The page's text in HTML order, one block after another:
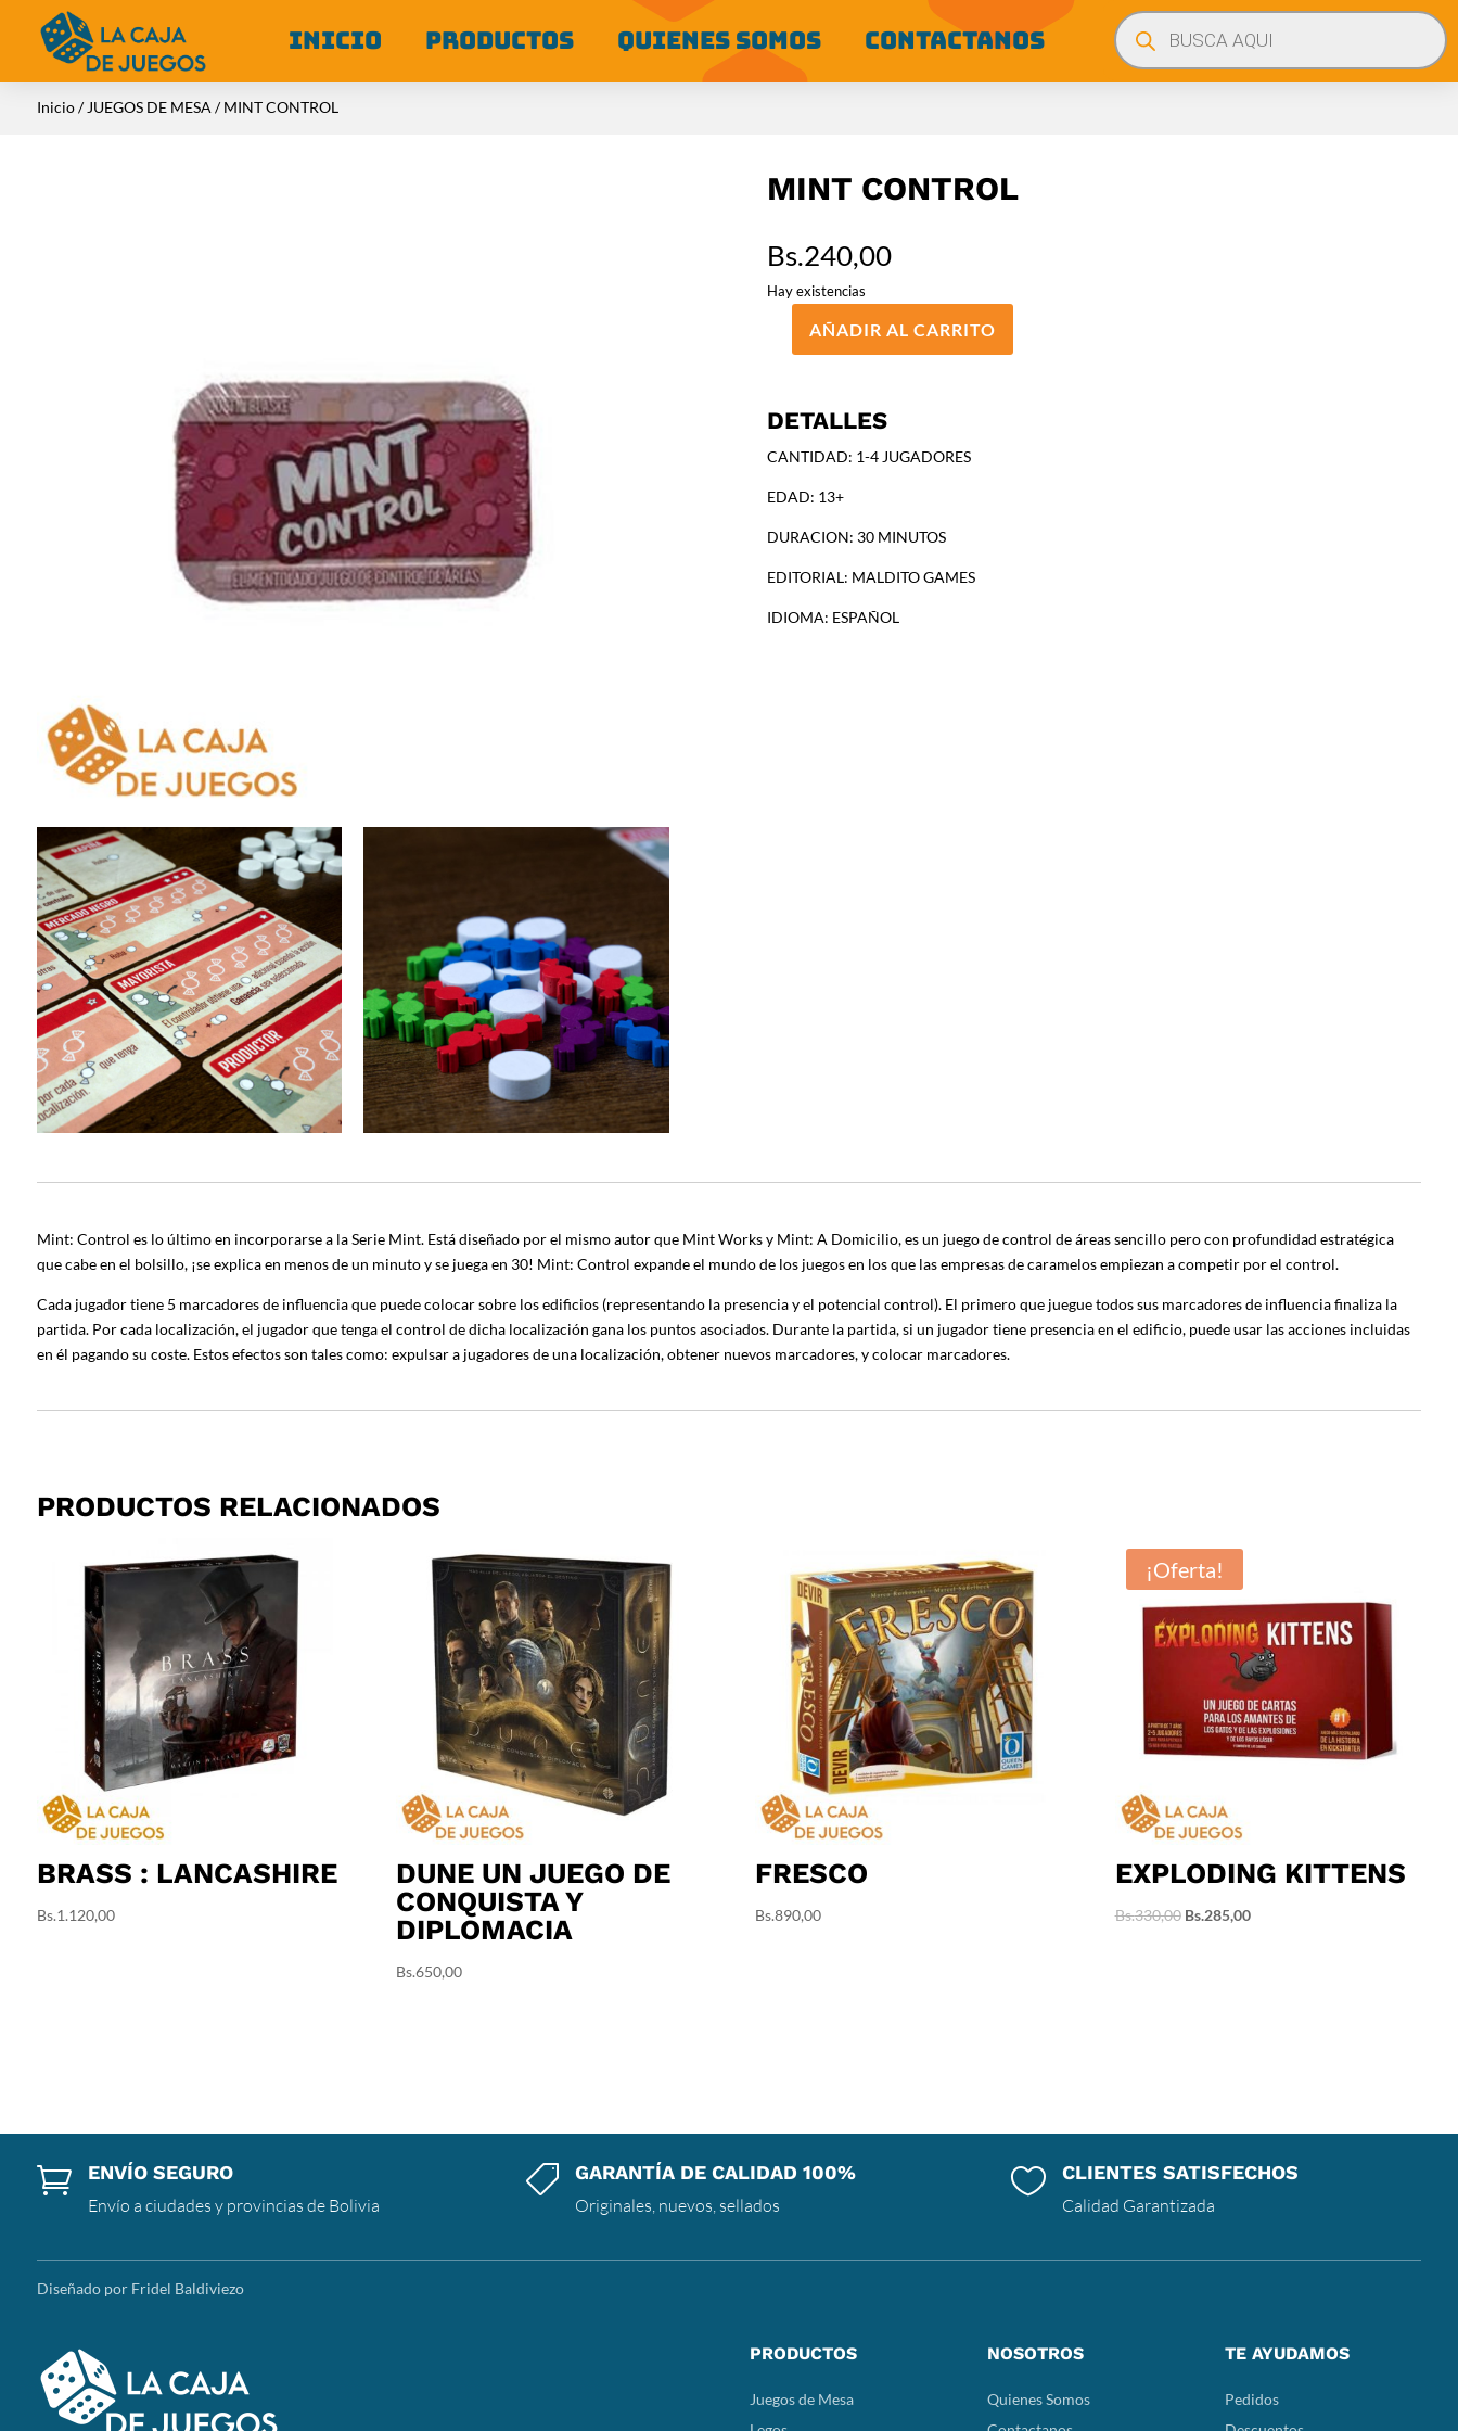
INICIO PRODUCTOS QUIENES SOMOS CONTACTANOS
Búsqueda
de
productos
Inicio/ JUEGOS DE MESA / MINT CONTROL
MINT CONTROL
Bs.240,00
Hay existencias
AÑADIR AL CARRITO
DETALLES
CANTIDAD: 1-4 JUGADORES
EDAD: 13+
DURACION: 30 MINUTOS
EDITORIAL: MALDITO GAMES
IDIOMA: ESPAÑOL
Mint: Control es lo último en incorporarse a la Serie Mint. Está diseñado por el mismo autor que Mint Works y Mint: A Domicilio, es un juego de control de áreas sencillo pero con profundidad estratégica
que cabe en el bolsillo, ¡se explica en menos de un minuto y se juega en 30! Mint: Control expande el mundo de los juegos en los que las empresas de caramelos empiezan a competir por el control.
Cada jugador tiene 5 marcadores de influencia que puede colocar sobre los edificios (representando la presencia y el potencial control). El primero que juegue todos sus marcadores de influencia finaliza la
partida. Por cada localización, el jugador que tenga el control de dicha localización gana los puntos asociados. Durante la partida, si un jugador tiene presencia en el edificio, puede usar las acciones incluidas
en él pagando su coste. Estos efectos son tales como: expulsar a jugadores de una localización, obtener nuevos marcadores, y colocar marcadores.
PRODUCTOS RELACIONADOS
BRASS : LANCASHIRE
Bs.1.120,00
DUNE UN JUEGO DE
CONQUISTA Y
DIPLOMACIA
Bs.650,00
FRESCO
Bs.890,00
¡Oferta!
EXPLODING KITTENS
Bs.330,00 El
Bs.285,00El
 ENVÍO SEGURO
Envío a ciudades y provincias de Bolivia
 GARANTÍA DE CALIDAD 100%
Originales, nuevos, sellados
 CLIENTES SATISFECHOS
Calidad Garantizada
Diseñado por Fridel Baldiviezo
PRODUCTOS
Juegos de Mesa
NOSOTROS
Quienes Somos
TE AYUDAMOS
Pedidos